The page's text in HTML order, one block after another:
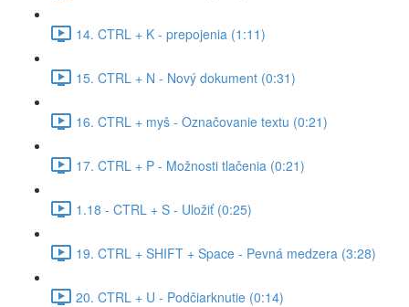
14. CTRL + K - prepojenia (1:11)
15. CTRL + N - Nový dokument (0:31)
16. CTRL + myš - Označovanie textu (0:21)
17. CTRL + P - Možnosti tlačenia (0:21)
1.18 - CTRL + S - Uložiť (0:25)
19. CTRL + SHIFT + Space - Pevná medzera (3:28)
20. CTRL + U - Podčiarknutie (0:14)